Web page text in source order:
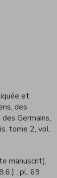
et
des
Germains,
tome 2, vol.
manuscrit],
; pl. 69